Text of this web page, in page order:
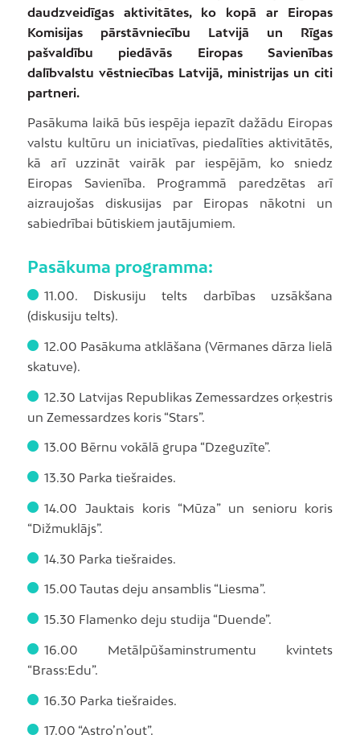
daudzveidīgas aktivitātes, ko kopā ar Eiropas
Komisijas pārstāvniecību Latvijā un Rīgas
pašvaldību piedāvās Eiropas Savienības
dalībvalstu vēstniecības Latvijā, ministrijas un citi
partneri.
Pasākuma laikā būs iespēja iepazīt dažādu Eiropas
valstu kultūru un iniciatīvas, piedalīties aktivitātēs,
kā arī uzzināt vairāk par iespējām, ko sniedz
Eiropas Savienība. Programmā paredzētas arī
aizraujošas diskusijas par Eiropas nākotni un
sabiedrībai būtiskiem jautājumiem.
Pasākuma programma:
11.00. Diskusiju telts darbības uzsākšana
(diskusiju telts).
12.00 Pasākuma atklāšana (Vērmanes dārza lielā
skatuve).
12.30 Latvijas Republikas Zemessardzes orķestris
un Zemessardzes koris “Stars”.
13.00 Bērnu vokālā grupa “Dzeguzīte”.
13.30 Parka tiešraides.
14.00 Jauktais koris “Mūza” un senioru koris
“Dižmuklājs”.
14.30 Parka tiešraides.
15.00 Tautas deju ansamblis “Liesma”.
15.30 Flamenko deju studija “Duende”.
16.00 Metālpūšaminstrumentu kvintets
“Brass:Edu”.
16.30 Parka tiešraides.
17.00 “Astro’n’out”.